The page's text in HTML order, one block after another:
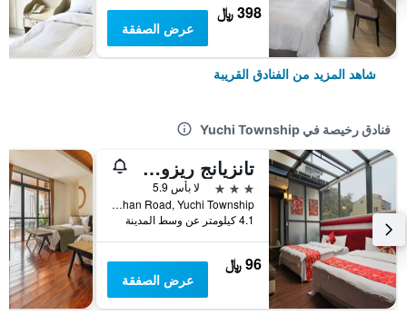
398 ﷼
عرض الصفقة
شاهد المزيد من الفنادق القريبة
فنادق رخيصة في Yuchi Township
تانزيانج ريزورت هوتل صن مون لايك
3 نجوم
لا بأس 5.9
No.130, Zhongshan Road, Yuchi Township, تايوان
4.1 كيلومتر عن وسط المدينة
96 ﷼
عرض الصفقة